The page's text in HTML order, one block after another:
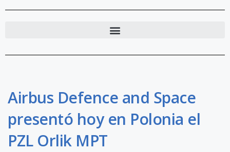
Airbus Defence and Space
presentó hoy en Polonia el
PZL Orlik MPT